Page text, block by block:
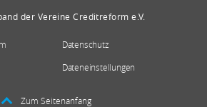
der Vereine Creditreform e.V.
Datenschutz
Dateneinstellungen
Zum Seitenanfang